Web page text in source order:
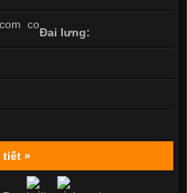
Đai lưng:
tiết »